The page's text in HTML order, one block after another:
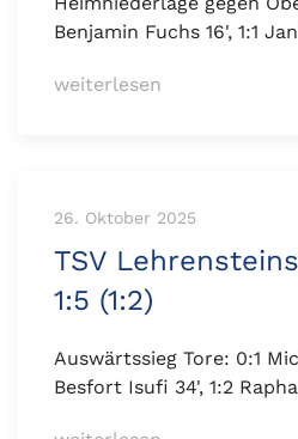
Benjamin Fuchs 16', 1:1
weiterlesen
26. Oktober 2025
TSV
1:5 (1:2)
Auswärtssieg Tore: 0:1
Besfort Isufi 34', 1:2